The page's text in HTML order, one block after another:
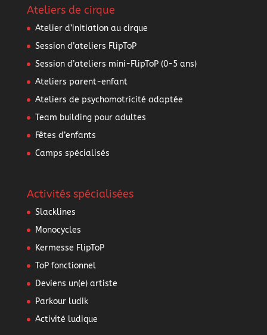
Ateliers de cirque
Atelier d’initiation au cirque
Session d’ateliers FlipToP
Session d’ateliers mini-FlipToP (0-5 ans)
Ateliers parent-enfant
Ateliers de psychomotricité adaptée
Team building pour adultes
Fêtes d’enfants
Camps spécialisés
Activités spécialisées
Slacklines
Monocycles
Kermesse FlipToP
ToP fonctionnel
Deviens un(e) artiste
Parkour ludik
Activité ludique